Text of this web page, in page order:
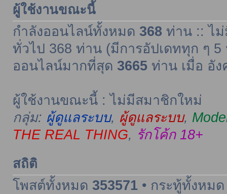
ผู้ใช้งานขณะนี้
กำลังออนไลน์ทั้งหมด 368 ท่าน :: ไ
ทั่วไป 368 ท่าน (มีการอัปเดททุก ๆ 5
ออนไลน์มากที่สุด 3665ท่าน เมื่อ อัง
ผู้ใช้งานขณะนี้ : ไม่มีสมาชิกใหม่
กลุ่ม: ผู้ดูแลระบบ, ผู้ดูแลระบบ,
THE REAL THING, รักโค้ก 18+
สถิติ
โพสต์ทั้งหมด 353571• กระทู้ทั้งหม